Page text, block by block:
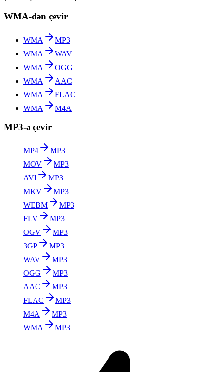
WMA-dən çevir
WMA
MP3
WMA
WAV
WMA
OGG
WMA
AAC
WMA
FLAC
WMA
M4A
MP3-ə çevir
MP4
MP3
MOV
MP3
AVI
MP3
MKV
MP3
WEBM
MP3
FLV
MP3
OGV
MP3
3GP
MP3
WAV
MP3
OGG
MP3
AAC
MP3
FLAC
MP3
M4A
MP3
WMA
MP3